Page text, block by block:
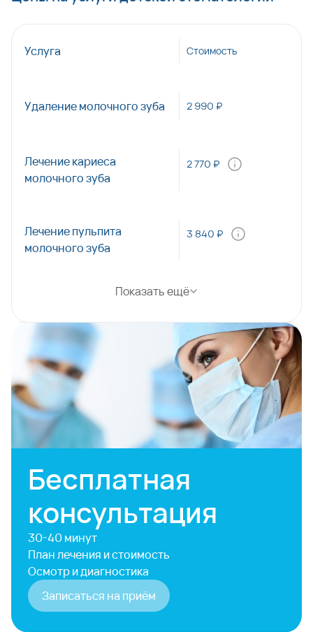
Услуга Стоимость
Удаление молочного зуба 2 990 ₽
Лечение кариеса
молочного зуба
2 770 ₽
Лечение пульпита
молочного зуба
3 840 ₽
Показать ещё
Бесплатная
консультация
30-40 минут
План лечения и стоимость
Осмотр и диагностика
Записаться на приём